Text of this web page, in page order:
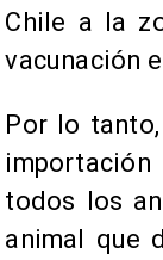
Chile a la
vacunación
Por lo
todos los
animal que